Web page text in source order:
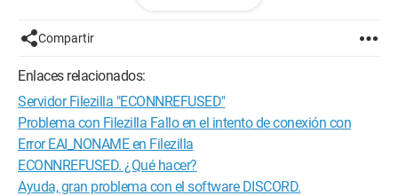
excepción para el puerto que elegí.
¿Tienes alguna idea?
Compartir
Enlaces relacionados:
Servidor Filezilla "ECONNREFUSED"
Problema con Filezilla Fallo en el intento de conexión con
Error EAI_NONAME en Filezilla
ECONNREFUSED. ¿Qué hacer?
Ayuda, gran problema con el software DISCORD.